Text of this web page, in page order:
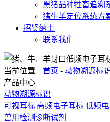
黑猪品种牲畜追溯
猪牛羊定位系统方
招贤纳士
联系我们
当前位置： 首页 - 动物溯源标
产品中心
动物溯源标识
可视耳标 高频电子耳标 低频
兽用检测诊断试剂